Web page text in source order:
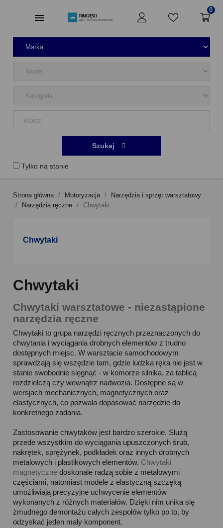
0
Tylko na stanie
Szukaj
Strona główna Motoryzacja
Narzędzia i sprzęt warsztatowy
Narzędzia ręczne
Chwytaki
Chwytaki
Chwytaki
Chwytaki warsztatowe - niezastąpione
narzędzia ręczne
Chwytaki to grupa narzędzi ręcznych przeznaczonych do
chwytania i wyciągania drobnych elementów z trudno
dostępnych miejsc. W warsztacie samochodowym
sprawdzają się wszędzie tam, gdzie ludzka ręka nie jest w
stanie swobodnie sięgnąć - w komorze silnika, za tablicą
rozdzielczą czy wewnątrz nadwozia. Dostępne są w
wersjach mechanicznych, magnetycznych oraz
elastycznych, co pozwala dopasować narzędzie do
konkretnego zadania.
Zastosowanie chwytaków jest bardzo szerokie. Służą
przede wszystkim do wyciągania upuszczonych śrub,
nakrętek, sprężynek, podkładek oraz innych drobnych
metalowych i plastikowych elementów. Chwytaki
magnetyczne doskonale radzą sobie z metalowymi
częściami, natomiast modele z elastyczną szczęką
umożliwiają precyzyjne uchwycenie elementów
wykonanych z różnych materiałów. Dzięki nim unika się
żmudnego demontażu całych zespołów tylko po to, by
odzyskać jeden mały komponent.